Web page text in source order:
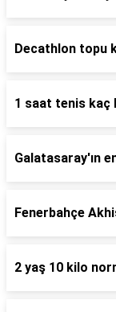
Decathlon topu
1 saat tenis kaç
Galatasaray'ın
Fenerbahçe
2 yaş 10 kilo